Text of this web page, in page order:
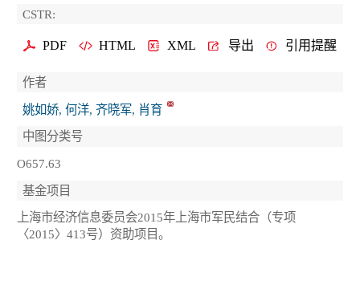
CSTR:
PDF HTML XML 导出 引用提醒
作者
姚如娇, 何洋, 齐晓军, 肖育
中图分类号
O657.63
基金项目
上海市经济信息委员会2015年上海市军民结合（专项
〈2015〉413号）资助项目。